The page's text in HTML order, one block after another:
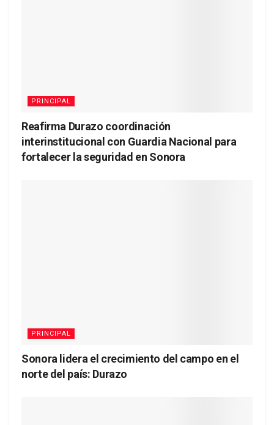
PRINCIPAL
Reafirma Durazo coordinación
interinstitucional con Guardia Nacional para
fortalecer la seguridad en Sonora
PRINCIPAL
Sonora lidera el crecimiento del campo en el
norte del país: Durazo